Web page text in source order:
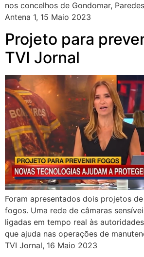
nos concelhos de Gondomar,
Antena 1, 15 Maio 2023
Projeto para
TVI Jornal
Foram apresentados dois projetos
fogos. Uma rede de câmaras
ligadas em tempo real às
que ajuda nas operações de
TVI Jornal, 16 Maio 2023